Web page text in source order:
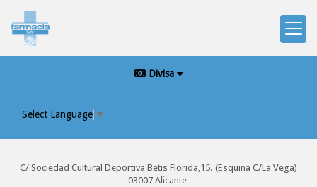
Divisa
Select Language ▼
C/ Sociedad Cultural Deportiva Betis Florida,15. (Esquina C/La Vega)
03007 Alicante